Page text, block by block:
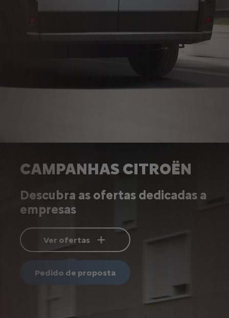
CAMPANHAS CITROËN
Descubra as ofertas dedicadas a
empresas
Ver ofertas
Pedido de proposta